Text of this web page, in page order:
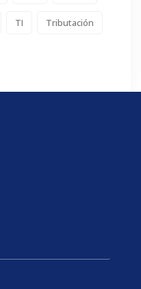
TI Tributación